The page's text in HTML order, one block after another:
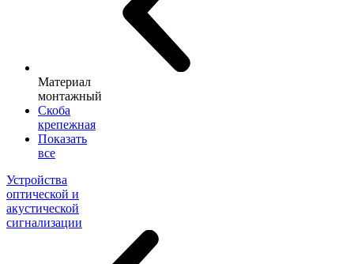
Материал
монтажный
Скоба
крепежная
Показать
все
Устройства
оптической и
акустической
сигнализации